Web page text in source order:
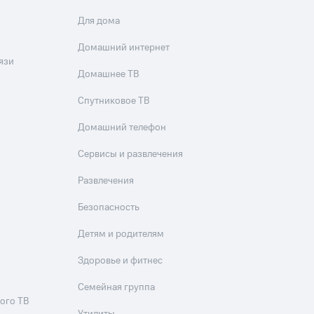
ТВ
Для дома
Домашний интернет
Домашнее ТВ
Спутниковое ТВ
Домашний телефон
Сервисы и развлечения
Развлечения
Безопасность
Детям и родителям
Здоровье и фитнес
Семейная группа